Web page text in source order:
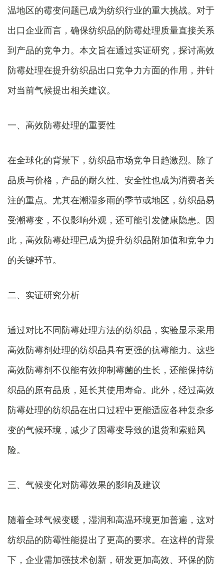
温地区的霉变问题已成为纺织行业的重大挑战。对于
出口企业而言，确保纺织品的防霉处理质量直接关系
到产品的竞争力。本文旨在通过实证研究，探讨高效
防霉处理在提升纺织品出口竞争力方面的作用，并针
对当前气候提出相关建议。
一、高效防霉处理的重要性
在全球化的背景下，纺织品市场竞争日趋激烈。除了
品质与价格，产品的耐久性、安全性也成为消费者关
注的重点。尤其在潮湿多雨的季节或地区，纺织品易
受潮霉变，不仅影响外观，还可能引发健康隐患。因
此，高效防霉处理已成为提升纺织品附加值和竞争力
的关键环节。
二、实证研究分析
通过对比不同防霉处理方法的纺织品，实验显示采用
高效防霉剂处理的纺织品具有更强的抗霉能力。这些
高效防霉剂不仅能有效抑制霉菌的生长，还能保持纺
织品的原有品质，延长其使用寿命。此外，经过高效
防霉处理的纺织品在出口过程中更能适应各种复杂多
变的气候环境，减少了因霉变导致的退货和索赔风
险。
三、气候变化对防霉效果的影响及建议
随着全球气候变暖，湿润和高温环境更加普遍，这对
纺织品的防霉性能提出了更高的要求。在这样的背景
下，企业需加强技术创新，研发更加高效、环保的防